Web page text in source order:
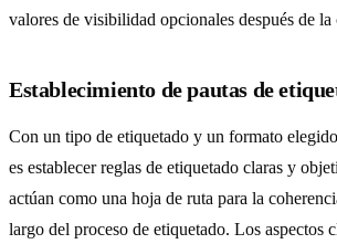
valores de visibilidad opcionales después de la
Establecimiento de pautas de
Con un tipo de etiquetado y un formato
es establecer reglas de etiquetado claras y
actúan como una hoja de ruta para la
largo del proceso de etiquetado. Los aspectos